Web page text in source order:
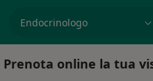
Prenota online la tua